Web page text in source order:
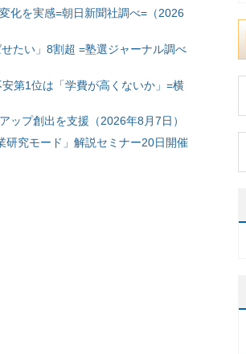
化を実感=朝日新聞社調べ=（2026
たい」8割超 =塾選ジャーナル調べ
第1位は「学費が高くないか」=横
ップ創出を支援（2026年8月7日）
研究モード」解説セミナー20日開催